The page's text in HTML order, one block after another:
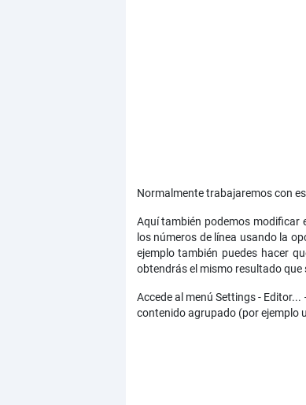
Normalmente trabajaremos con
Aquí también podemos modificar
los números de línea usando la
ejemplo también puedes hacer
obtendrás el mismo resultado
Accede al menú Settings -
contenido agrupado (por ejemplo